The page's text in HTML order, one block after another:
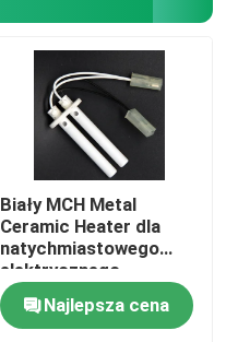
Biały MCH Metal
Ceramic Heater dla
natychmiastowego
elektrycznego
podgrzewacza wody
Najlepsza cena